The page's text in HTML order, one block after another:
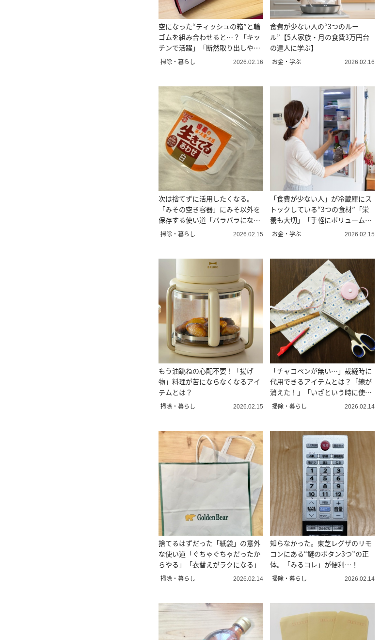
空になった“ティッシュの箱”と輪
ゴムを組み合わせると…？「キッ
チンで活躍」「断然取り出しやす
い」
掃除・暮らし 2026.02.16
食費が少ない人の“3つのルー
ル”【5人家族・月の食費3万円台
の達人に学ぶ】
お金・学ぶ 2026.02.16
次は捨てずに活用したくなる。
「みその空き容器」にみそ以外を
保存する使い道「バラバラになら
ない」
掃除・暮らし 2026.02.15
「食費が少ない人」が冷蔵庫にス
トックしている“3つの食材”「栄
養も大切」「手軽にボリュームア
ップ」
お金・学ぶ 2026.02.15
もう油跳ねの心配不要！「揚げ
物」料理が苦にならなくなるアイ
テムとは？
掃除・暮らし 2026.02.15
「チャコペンが無い…」裁縫時に
代用できるアイテムとは？「線が
消えた！」「いざという時に使え
る」
掃除・暮らし 2026.02.14
捨てるはずだった「紙袋」の意外
な使い道「ぐちゃぐちゃだったか
らやる」「衣替えがラクになる」
掃除・暮らし 2026.02.14
知らなかった。東芝レグザのリモ
コンにある“謎のボタン3つ”の正
体。「みるコレ」が便利…！
掃除・暮らし 2026.02.14